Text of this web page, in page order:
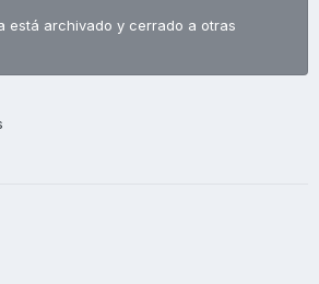
está archivado y cerrado a otras